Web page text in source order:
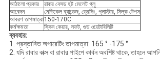
আঠালো প্রকার
রাবার বেসড হট মেলেট গ্লু
আবেদন
মেডিকেল ব্যান্ডেজ, ড্রেসিং, প্লাস্টার, সিল্ক টেপস
আবরণ তাপমাত্রা150-170C
কর্মক্ষমতা
স্কিন কেয়ার, সফট, গুড ওয়েটাবিলিটি
ব্যবহার:
1. প্রস্তাবিত অপারেটিং তাপমাত্রা: 165 ° -175 °
2. যদি রাবার বাক্স বা রাবার পাইপে কার্বন অবশিষ্ট থাকে, তাহলে